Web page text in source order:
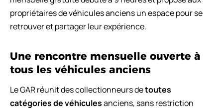
propriétaires de véhicules anciens un espace pour se
retrouver et partager leur expérience.
Une rencontre mensuelle ouverte à
tous les véhicules anciens
Le GAR réunit des collectionneurs detoutes
catégories de véhiculesanciens, sans restriction